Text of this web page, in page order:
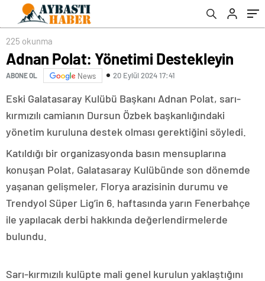
225 okunma
Adnan Polat: Yönetimi Destekleyin
ABONE OL News 20 Eylül 2024 17:41
Eski Galatasaray Kulübü Başkanı Adnan Polat, sarı-
kırmızılı camianın Dursun Özbek başkanlığındaki
yönetim kuruluna destek olması gerektiğini söyledi.
Katıldığı bir organizasyonda basın mensuplarına
konuşan Polat, Galatasaray Kulübünde son dönemde
yaşanan gelişmeler, Florya arazisinin durumu ve
Trendyol Süper Lig’in 6. haftasında yarın Fenerbahçe
ile yapılacak derbi hakkında değerlendirmelerde
bulundu.
Sarı-kırmızılı kulüpte mali genel kurulun yaklaştığını